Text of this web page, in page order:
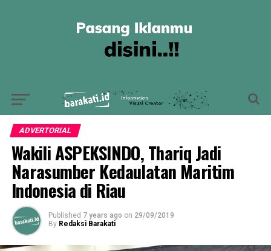
ADVERTORIAL
Wakili ASPEKSINDO, Thariq Jadi
Narasumber Kedaulatan Maritim
Indonesia di Riau
Published 7 years ago on 29/09/2019
By Redaksi Barakati